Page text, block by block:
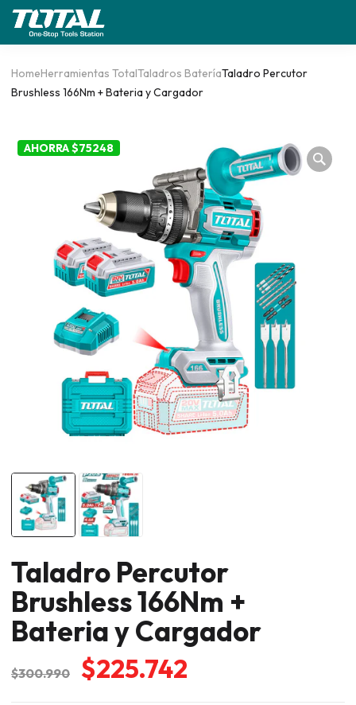
HomeHerramientas TotalTaladros BateríaTaladro Percutor
Brushless 166Nm + Bateria y Cargador
AHORRA $75248
Taladro Percutor
Brushless 166Nm +
Bateria y Cargador
$300.990
El
$225.742